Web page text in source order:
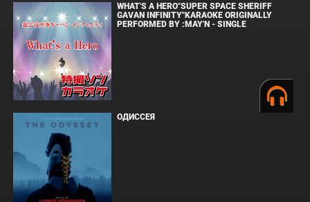
WHAT'S A HERO"SUPER SPACE SHERIFF
GAVAN INFINITY"KARAOKE ORIGINALLY
PERFORMED BY :MAY'N - SINGLE
ОДИССЕЯ